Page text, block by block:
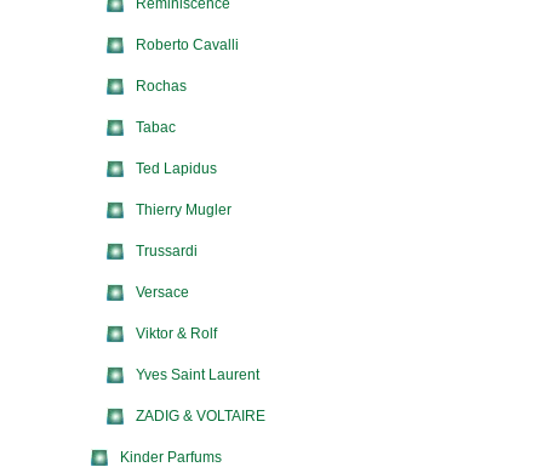
Reminiscence
Roberto Cavalli
Rochas
Tabac
Ted Lapidus
Thierry Mugler
Trussardi
Versace
Viktor & Rolf
Yves Saint Laurent
ZADIG & VOLTAIRE
Kinder Parfums